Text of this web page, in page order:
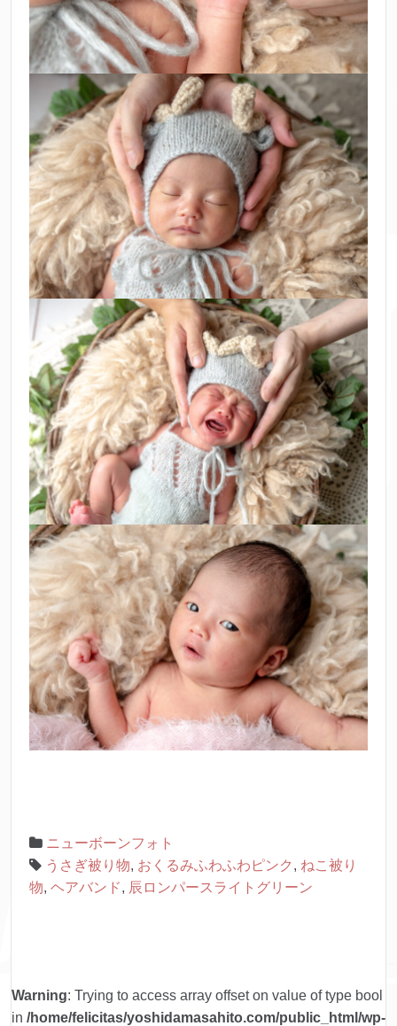
ニューボーンフォト
うさぎ被り物, おくるみふわふわピンク , ねこ被り
物, ヘアバンド, 辰ロンパースライトグリーン
Warning: Trying to access array offset on value of type bool
in /home/felicitas/yoshidamasahito.com/public_html/wp-